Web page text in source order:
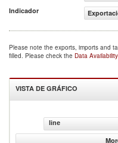
Indicador
Please note the exports, imports and
filled. Please check the Data Availability
VISTA DE GRÁFICO
line